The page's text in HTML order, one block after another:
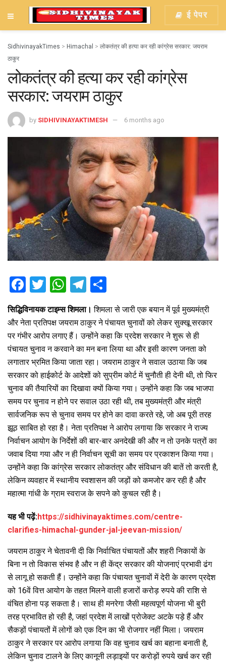
ई पेपर
SidhivinayakTimes > Himachal > लोकतंत्र की हत्या कर रही कांग्रेस सरकार: जयराम
ठाकुर
लोकतंत्र की हत्या कर रही कांग्रेस
सरकार: जयराम ठाकुर
by SIDHIVINAYAKTIMESH 6 months ago
F
a
ce
b
o
o
k
T
tt
er
W
h
at
s
A
p
p
T
el
e
gr
a
m
ar
e
सिद्धिविनायक टाइम्स शिमला।शिमला से जारी एक बयान में पूर्व मुख्यमंत्री
और नेता प्रतिपक्ष जयराम ठाकुर ने पंचायत चुनावों को लेकर सुक्खू सरकार
पर गंभीर आरोप लगाए हैं। उन्होंने कहा कि प्रदेश सरकार ने शुरू से ही
पंचायत चुनाव न करवाने का मन बना लिया था और इसी कारण जनता को
लगातार भ्रमित किया जाता रहा। जयराम ठाकुर ने सवाल उठाया कि जब
सरकार को हाईकोर्ट के आदेशों को सुप्रीम कोर्ट में चुनौती ही देनी थी, तो फिर
चुनाव की तैयारियों का दिखावा क्यों किया गया। उन्होंने कहा कि जब भाजपा
समय पर चुनाव न होने पर सवाल उठा रही थी, तब मुख्यमंत्री और मंत्री
सार्वजनिक रूप से चुनाव समय पर होने का दावा करते रहे, जो अब पूरी तरह
झूठ साबित हो रहा है। नेता प्रतिपक्ष ने आरोप लगाया कि सरकार ने राज्य
निर्वाचन आयोग के निर्देशों की बार-बार अनदेखी की और न तो उनके पत्रों का
जवाब दिया गया और न ही निर्वाचन सूची का समय पर प्रकाशन किया गया।
उन्होंने कहा कि कांग्रेस सरकार लोकतंत्र और संविधान की बातें तो करती है,
लेकिन व्यवहार में स्थानीय स्वशासन की जड़ों को कमजोर कर रही है और
महात्मा गांधी के ग्राम स्वराज के सपने को कुचल रही है।
यह भी पढ़ें:https://sidhivinayaktimes.com/centre-
clarifies-himachal-gunder-jal-jeevan-mission/
जयराम ठाकुर ने चेतावनी दी कि निर्वाचित पंचायतों और शहरी निकायों के
बिना न तो विकास संभव है और न ही केंद्र सरकार की योजनाएं प्रभावी ढंग
से लागू हो सकती हैं। उन्होंने कहा कि पंचायत चुनावों में देरी के कारण प्रदेश
को 16वें वित्त आयोग के तहत मिलने वाली हजारों करोड़ रुपये की राशि से
वंचित होना पड़ सकता है। साथ ही मनरेगा जैसी महत्वपूर्ण योजना भी बुरी
तरह प्रभावित हो रही है, जहां प्रदेश में लाखों प्रोजेक्ट अटके पड़े हैं और
सैकड़ों पंचायतों में लोगों को एक दिन का भी रोजगार नहीं मिला। जयराम
ठाकुर ने सरकार पर आरोप लगाया कि वह चुनाव खर्च का बहाना बनाती है,
लेकिन चुनाव टालने के लिए कानूनी लड़ाइयों पर करोड़ों रुपये खर्च कर रही